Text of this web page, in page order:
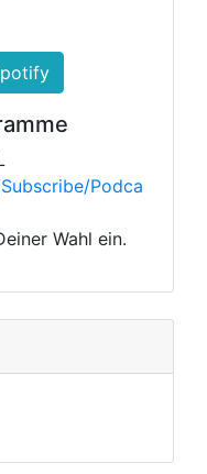
Podca
Wahl ein.